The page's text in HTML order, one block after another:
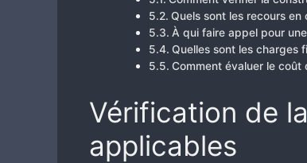
Quels sont les recours
À qui faire appel pour
Quelles sont les charges
Comment évaluer le coût
Vérification de
applicables